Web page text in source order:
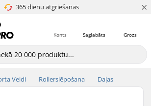
365 dienu atgriešanas
4.8 no 5 ×
Grozs
Saglabāts
Konts
Veidi Rollerslēpošana Daļas